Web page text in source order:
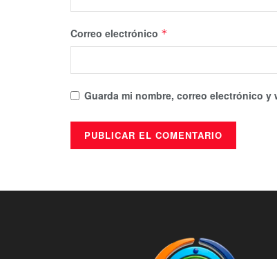
Correo electrónico *
Guarda mi nombre, correo electrónico y